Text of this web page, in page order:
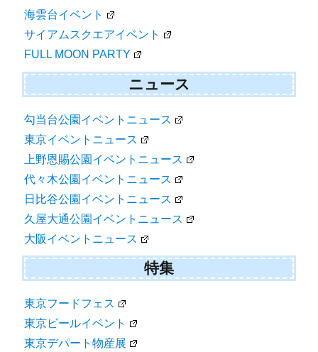
海雲台イベント
サイアムスクエアイベント
FULL MOON PARTY
ニュース
勾当台公園イベントニュース
東京イベントニュース
上野恩賜公園イベントニュース
代々木公園イベントニュース
日比谷公園イベントニュース
久屋大通公園イベントニュース
大阪イベントニュース
特集
東京フードフェス
東京ビールイベント
東京デパート物産展